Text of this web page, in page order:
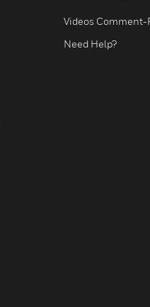
Videos Comment-
Need Help?